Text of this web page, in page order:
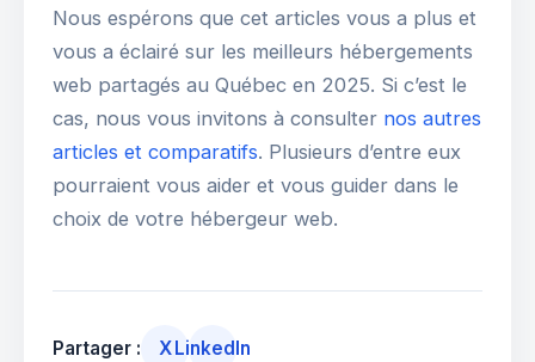
Nous espérons que cet articles vous a plus et
vous a éclairé sur les meilleurs hébergements
web partagés au Québec en 2025. Si c’est le
cas, nous vous invitons à consulter nos autres
articles et comparatifs. Plusieurs d’entre eux
pourraient vous aider et vous guider dans le
choix de votre hébergeur web.
Partager : X LinkedIn